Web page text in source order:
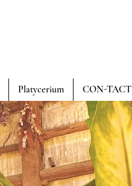
Platycerium CON-TACT